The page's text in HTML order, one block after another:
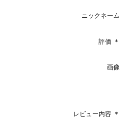
ニックネーム
評価 ＊
画像
レビュー内容 ＊